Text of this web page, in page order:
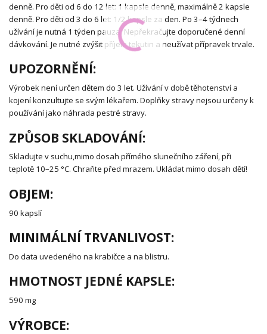
denně. Pro děti od 6 do 12 let: 1 kapsle denně, maximálně 2 kapsle
denně. Pro děti od 3 do 6 let: 1/2 kapsle za den. Po 3–4 týdnech
užívání je nutná 1 týden pauza. Nepřekračujte doporučené denní
dávkování. Je nutné zvýšit příjem tekutin a neužívat přípravek trvale.
UPOZORNĚNÍ:
Výrobek není určen dětem do 3 let. Užívání v době těhotenství a
kojení konzultujte se svým lékařem. Doplňky stravy nejsou určeny k
používání jako náhrada pestré stravy.
ZPŮSOB SKLADOVÁNÍ:
Skladujte v suchu,mimo dosah přímého slunečního záření, při
teplotě 10–25 °C. Chraňte před mrazem. Ukládat mimo dosah dětí!
OBJEM:
90 kapslí
MINIMÁLNÍ TRVANLIVOST:
Do data uvedeného na krabičce a na blistru.
HMOTNOST JEDNÉ KAPSLE:
590 mg
VÝROBCE: